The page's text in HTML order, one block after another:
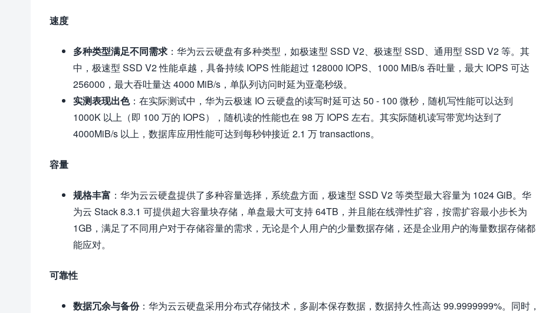
速度
多种类型满足不同需求 ：华为云云硬盘有多种类型，如极速型 SSD V2、极速型 SSD、通用型 SSD V2 等。其
中，极速型 SSD V2 性能卓越，具备持续 IOPS 性能超过 128000 IOPS、1000 MiB/s 吞吐量，最大 IOPS 可达
256000，最大吞吐量达 4000 MiB/s，单队列访问时延为亚毫秒级。
实测表现出色：在实际测试中，华为云极速 IO 云硬盘的读写时延可达 50 - 100 微秒，随机写性能可以达到
1000K 以上（即 100 万的 IOPS），随机读的性能也在 98 万 IOPS 左右。其实际随机读写带宽均达到了
4000MiB/s 以上，数据库应用性能可达到每秒钟接近 2.1 万 transactions。
容量
规格丰富 ：华为云云硬盘提供了多种容量选择，系统盘方面，极速型 SSD V2 等类型最大容量为 1024 GiB。华
为云 Stack 8.3.1 可提供超大容量块存储，单盘最大可支持 64TB，并且能在线弹性扩容，按需扩容最小步长为
1GB，满足了不同用户对于存储容量的需求，无论是个人用户的少量数据存储，还是企业用户的海量数据存储都
能应对。
可靠性
数据冗余与备份：华为云云硬盘采用分布式存储技术，多副本保存数据，数据持久性高达 99.9999999%。同时，